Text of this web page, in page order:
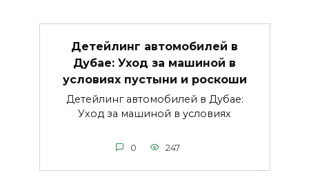
Детейлинг автомобилей в
Дубае: Уход за машиной в
условиях пустыни и роскоши
Детейлинг автомобилей в Дубае:
Уход за машиной в условиях
0 247